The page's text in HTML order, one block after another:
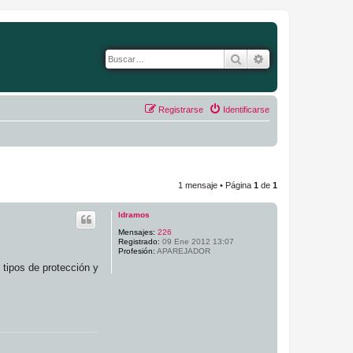
Buscar
Identificarse
Registrarse
1 mensaje • Página 1 de 1
ldramos
Mensajes: 226
Registrado: 09 Ene 2012 13:07
Profesión: APAREJADOR
de protección y